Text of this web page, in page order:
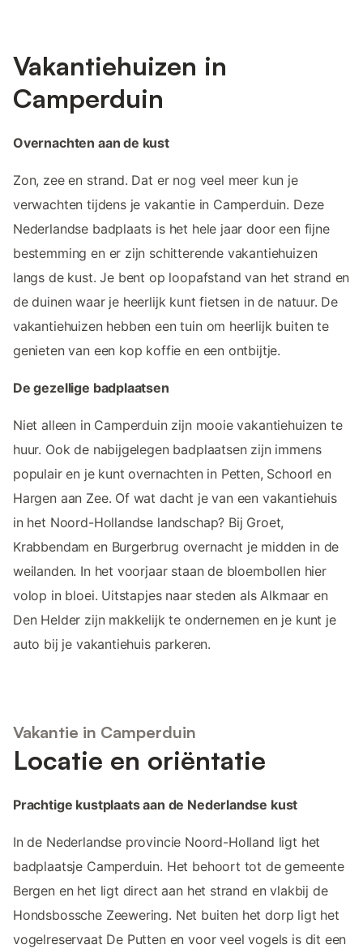
Vakantiehuizen in
Camperduin
Overnachten aan de kust
Zon, zee en strand. Dat er nog veel meer kun je
verwachten tijdens je vakantie in Camperduin. Deze
Nederlandse badplaats is het hele jaar door een fijne
bestemming en er zijn schitterende vakantiehuizen
langs de kust. Je bent op loopafstand van het strand en
de duinen waar je heerlijk kunt fietsen in de natuur. De
vakantiehuizen hebben een tuin om heerlijk buiten te
genieten van een kop koffie en een ontbijtje.
De gezellige badplaatsen
Niet alleen in Camperduin zijn mooie vakantiehuizen te
huur. Ook de nabijgelegen badplaatsen zijn immens
populair en je kunt overnachten in Petten, Schoorl en
Hargen aan Zee. Of wat dacht je van een vakantiehuis
in het Noord-Hollandse landschap? Bij Groet,
Krabbendam en Burgerbrug overnacht je midden in de
weilanden. In het voorjaar staan de bloembollen hier
volop in bloei. Uitstapjes naar steden als Alkmaar en
Den Helder zijn makkelijk te ondernemen en je kunt je
auto bij je vakantiehuis parkeren.
Vakantie in Camperduin
Locatie en oriëntatie
Prachtige kustplaats aan de Nederlandse kust
In de Nederlandse provincie Noord-Holland ligt het
badplaatsje Camperduin. Het behoort tot de gemeente
Bergen en het ligt direct aan het strand en vlakbij de
Hondsbossche Zeewering. Net buiten het dorp ligt het
vogelreservaat De Putten en voor veel vogels is dit een